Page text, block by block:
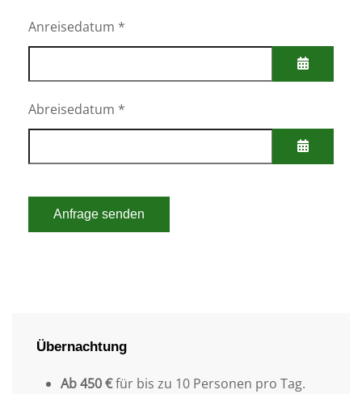
Anreisedatum *
Abreisedatum *
Anfrage senden
Übernachtung
Ab 450 €für bis zu 10 Personen pro Tag.